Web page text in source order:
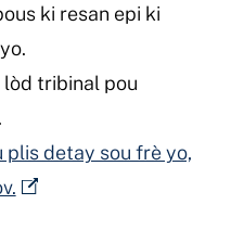
ki resan epi ki
lòd tribinal pou
plis detay sou frè yo,